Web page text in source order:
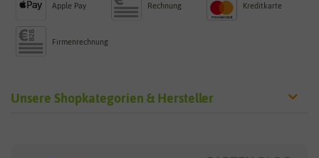
Apple Pay Rechnung Kreditkarte
Firmenrechnung
Unsere Shopkategorien & Hersteller